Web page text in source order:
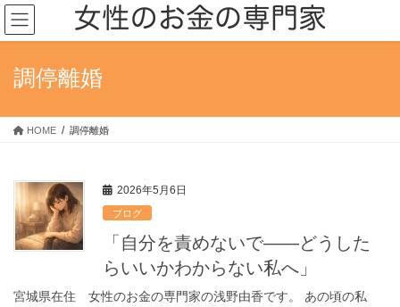
コ
ン
テ
ス
ナ
ビ
ゲ
ン
調停離婚
HOME 調停離婚
2026年5月6日
ブログ
「自分を責めないで――どうした
らいいかわからない私へ」
宮城県在住 女性のお金の専門家の浅野由香です。 あの頃の私